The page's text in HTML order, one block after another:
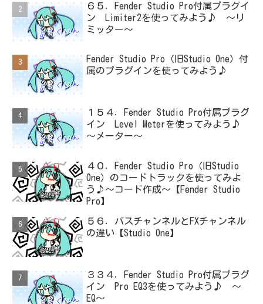
６５．Fender Studio Pro付属プラグイ
ン Limiter2を使ってみよう♪ ～リ
ミッター～
Fender Studio Pro（旧Studio One）付
属のプラグインを使ってみよう♪
１５４．Fender Studio Pro付属プラグ
イン Level Meterを使ってみよう♪
～メーター～
４０．Fender Studio Pro（旧Studio
One）のコードトラックを使ってみよ
う♪～コード作成～【Fender Studio
Pro】
５６．バスチャンネルとFXチャンネル
の違い【Studio One】
３３４．Fender Studio Pro付属プラグ
イン Pro EQ3を使ってみよう♪ ～
EQ～